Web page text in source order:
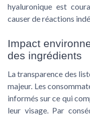
hyaluronique est
causer de réactions
Impact
des ingrédients
La transparence des
majeur. Les
informés sur ce qui
leur visage. Par